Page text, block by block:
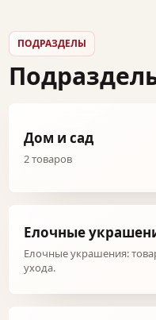
ПОДРАЗДЕЛЫ
Дом и сад
2 товаров
Елочные
Елочные украшения:
ухода.